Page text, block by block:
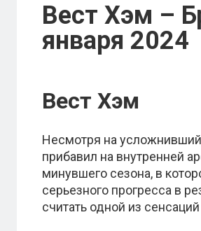
Вест Хэм –
января 2024
Вест Хэм
Несмотря на
прибавил на внутренней
минувшего сезона, в
серьезного прогресса в
считать одной из